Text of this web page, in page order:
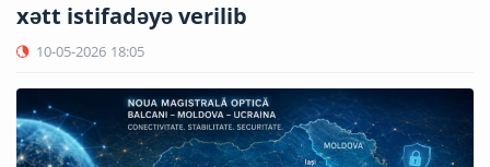
xətt istifadəyə verilib
10-05-2026 18:05